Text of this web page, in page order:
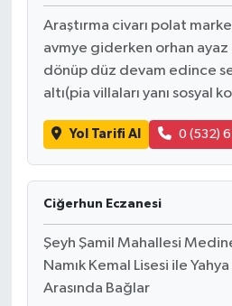
Araştırma civarı polat
avmye giderken orhan
dönüp düz devam edince
altı(pia villaları yanı sosyal
Yol Tarifi Al 0 (532)
Ciğerhun Eczanesi
Şeyh Şamil Mahallesi
Namık Kemal Lisesi ile
Arasında Bağlar